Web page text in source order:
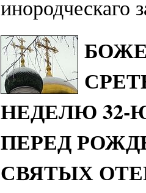
Кишинев
Козельская
Храм
Жиздра
Костромская
инородческаго
НЕДЕЛЮ 32-
ПЕРЕД
СВЯТЫХ